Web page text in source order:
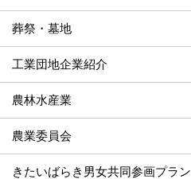
葬祭・墓地
工業団地企業紹介
農林水産業
農業委員会
きたいばらき男女共同参画プラン